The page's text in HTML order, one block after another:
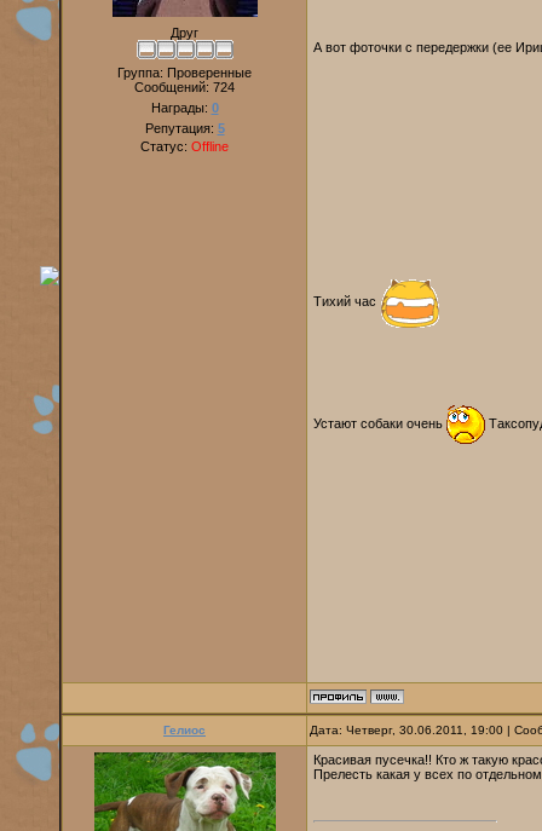
Друг
Группа: Проверенные
Сообщений: 724
Награды: 0
Репутация: 5
Статус: Offline
А вот фоточки с передержки (ее
Тихий час
Устают собаки очень
Гелиос Дата: Четверг, 30.06.2011, 19:00 |
Красивая пусечка!! Кто ж такую
Прелесть какая у всех по